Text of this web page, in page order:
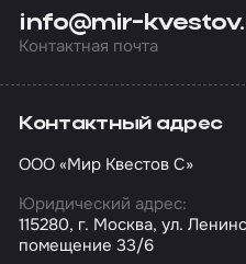
info@mir-
Контактная почта
Контактный адрес
ООО «Мир Квестов С»
Юридический адрес:
115280, г. Москва, ул.
помещение 33/6